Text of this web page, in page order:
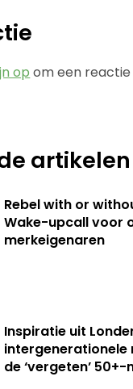
op om een
artikelen
Rebel with or
Wake-upcall voor
merkeigenaren
Inspiratie uit
intergenerationele
de ‘vergeten’ 50+-